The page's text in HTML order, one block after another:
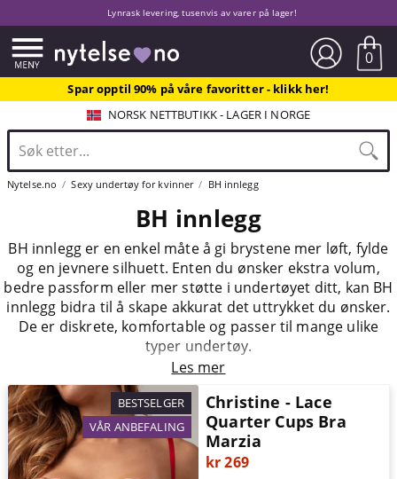
Lynrask levering, tusenvis av varer på lager!
0
Spar opptil 90% på våre favoritter - klikk her!
NORSK NETTBUTIKK - LAGER I NORGE
Nytelse.no Sexy undertøy for kvinner BH innlegg
BH innlegg
BH innlegg er en enkel måte å gi brystene mer løft, fylde
og en jevnere silhuett. Enten du ønsker ekstra volum,
bedre passform eller mer støtte i undertøyet ditt, kan BH
innlegg bidra til å skape akkurat det uttrykket du ønsker.
De er diskrete, komfortable og passer til mange ulike
typer undertøy.
Les mer
BESTSELGER
VÅR ANBEFALING
Christine - Lace
Quarter Cups Bra
Marzia
kr 269